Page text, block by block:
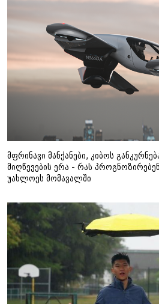
მფრინავი მანქანები, კიბოს
მიღწევების ერა - რას
უახლოეს მომავალში